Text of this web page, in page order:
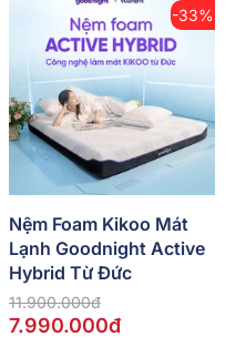
-33%
Nệm Foam Kikoo Mát
Lạnh Goodnight Active
Hybrid Từ Đức
11.900.000đ
7.990.000đ